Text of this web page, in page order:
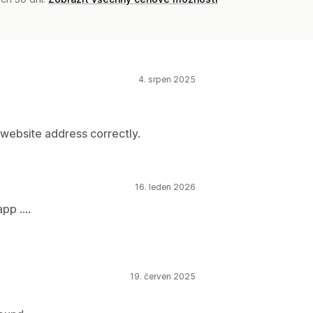
4. srpen 2025
address correctly.
16. leden 2026
....
19. červen 2025